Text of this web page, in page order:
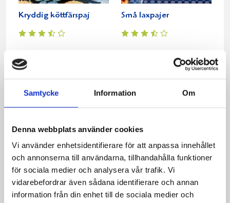
Samtycke Information Om
Denna webbplats använder cookies
Vi använder enhetsidentifierare för att anpassa innehållet
och annonserna till användarna, tillhandahålla funktioner
för sociala medier och analysera vår trafik. Vi
vidarebefordrar även sådana identifierare och annan
information från din enhet till de sociala medier och
Kryddig köttfärspaj Små laxpajer
Caesarsallad med
grillad kyckling
Majsplättar med skinka
och senapsfraiche